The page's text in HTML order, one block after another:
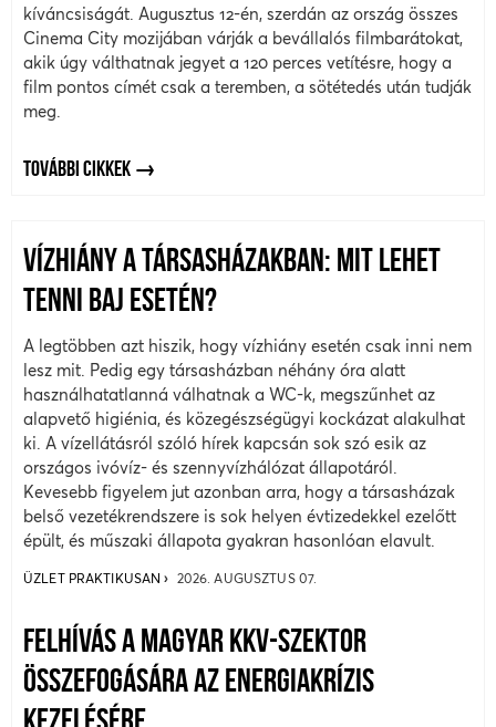
kíváncsiságát. Augusztus 12-én, szerdán az ország összes
Cinema City mozijában várják a bevállalós filmbarátokat,
akik úgy válthatnak jegyet a 120 perces vetítésre, hogy a
film pontos címét csak a teremben, a sötétedés után tudják
meg.
TOVÁBBI CIKKEK
VÍZHIÁNY A TÁRSASHÁZAKBAN: MIT LEHET
TENNI BAJ ESETÉN?
A legtöbben azt hiszik, hogy vízhiány esetén csak inni nem
lesz mit. Pedig egy társasházban néhány óra alatt
használhatatlanná válhatnak a WC-k, megszűnhet az
alapvető higiénia, és közegészségügyi kockázat alakulhat
ki. A vízellátásról szóló hírek kapcsán sok szó esik az
országos ivóvíz- és szennyvízhálózat állapotáról.
Kevesebb figyelem jut azonban arra, hogy a társasházak
belső vezetékrendszere is sok helyen évtizedekkel ezelőtt
épült, és műszaki állapota gyakran hasonlóan elavult.
ÜZLET PRAKTIKUSAN 2026. AUGUSZTUS 07.
FELHÍVÁS A MAGYAR KKV-SZEKTOR
ÖSSZEFOGÁSÁRA AZ ENERGIAKRÍZIS